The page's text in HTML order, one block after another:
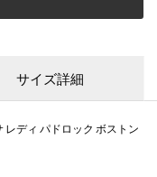
サイズ詳細
ディ パドロック ボストン